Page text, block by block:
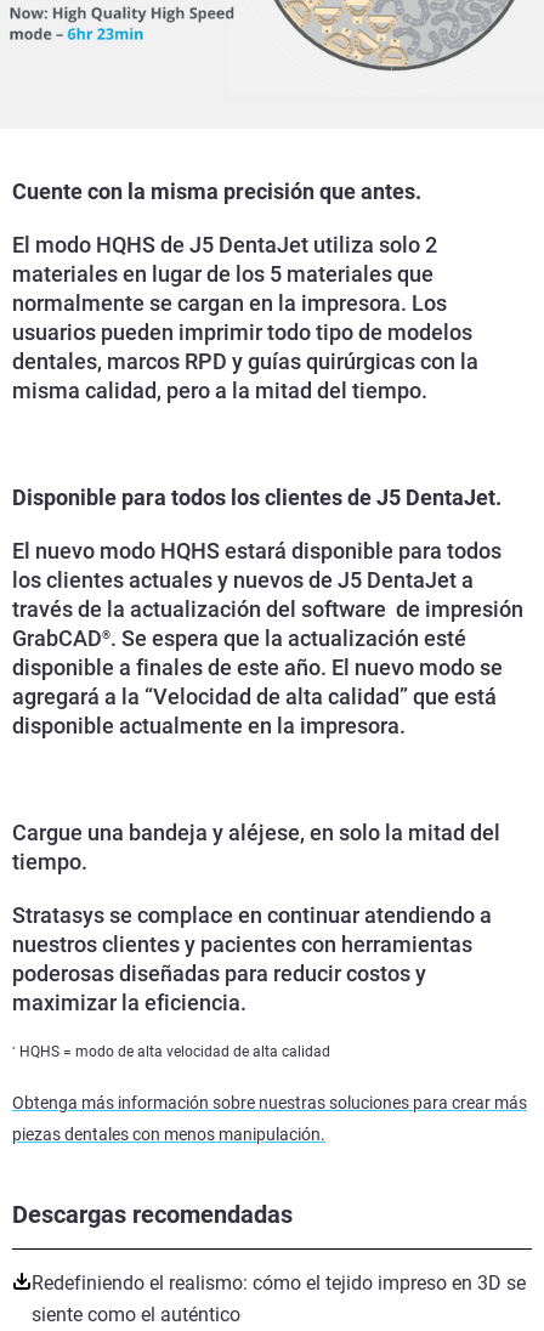
Descargas recomendadas
Redefiniendo el realismo: cómo el tejido impreso en 3D se
siente como el auténtico
Cuente con la misma precisión que antes.
El modo HQHS de J5 DentaJet utiliza solo 2
materiales en lugar de los 5 materiales que
normalmente se cargan en la impresora. Los
usuarios pueden imprimir todo tipo de modelos
dentales, marcos RPD y guías quirúrgicas con la
misma calidad, pero a la mitad del tiempo.
Disponible para todos los clientes de J5 DentaJet.
El nuevo modo HQHS estará disponible para todos
los clientes actuales y nuevos de J5 DentaJet a
través de la actualización del software de impresión
GrabCAD®. Se espera que la actualización esté
disponible a finales de este año. El nuevo modo se
agregará a la “Velocidad de alta calidad” que está
disponible actualmente en la impresora.
Cargue una bandeja y aléjese, en solo la mitad del
tiempo.
Stratasys se complace en continuar atendiendo a
nuestros clientes y pacientes con herramientas
poderosas diseñadas para reducir costos y
maximizar la eficiencia.
* HQHS = modo de alta velocidad de alta calidad
Obtenga más información sobre nuestras soluciones para crear más
piezas dentales con menos manipulación.